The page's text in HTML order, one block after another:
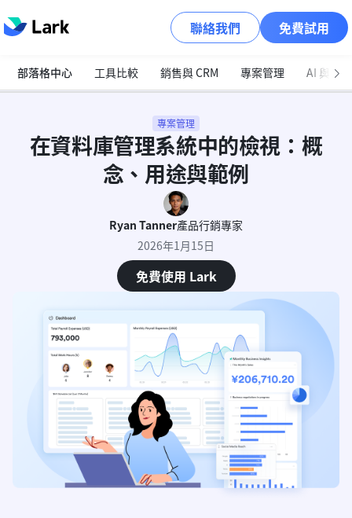
聯絡我們 免費試用
部落格中心 工具比較 銷售與 CRM 專案管理 AI 與自
專案管理
在資料庫管理系統中的檢視：概
念、用途與範例
Ryan Tanner產品行銷專家
2026年1月15日
免費使用 Lark
在資料庫管理系統中，什麼是檢視